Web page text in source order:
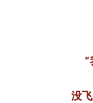
没